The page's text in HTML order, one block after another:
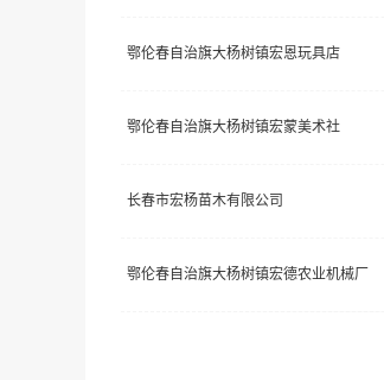
鄂伦春自治旗大杨树镇宏恩玩具店
鄂伦春自治旗大杨树镇宏蒙美术社
长春市宏杨苗木有限公司
鄂伦春自治旗大杨树镇宏德农业机械厂